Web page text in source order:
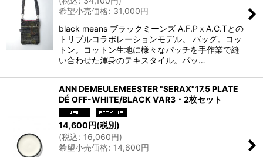
希望小売価格: 31,000円
black means ブラックミーンズ A.F.PｘA.C.Tとの
トリプルコラボレーションモデル。 バッグ。コッ
トン。コットン生地に様々なパッチを手作業で縫
い合わせた渾身のテキスタイル。パッ…
ANN DEMEULEMEESTER "SERAX"17.5 PLATE
DÉ OFF-WHITE/BLACK VAR3・2枚セット
14,600円(税別)
(税込: 16,060円)
希望小売価格: 14,600円